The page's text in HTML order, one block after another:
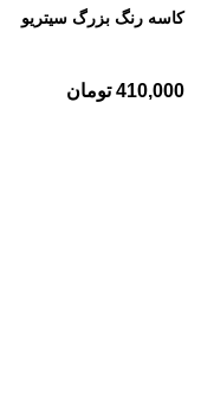
کاسه رنگ بزرگ سیتریو
410,000 تومان